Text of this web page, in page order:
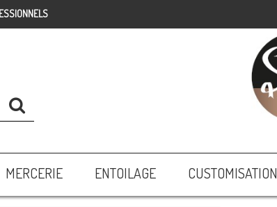
MERCERIE ENTOILAGE CUSTOMISATION